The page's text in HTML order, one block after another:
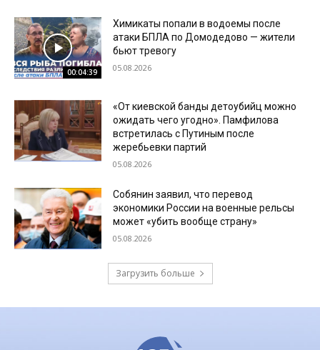
00:04:39
Химикаты попали в водоемы после
атаки БПЛА по Домодедово — жители
бьют тревогу
05.08.2026
«От киевской банды детоубийц можно
ожидать чего угодно». Памфилова
встретилась с Путиным после
жеребьевки партий
05.08.2026
Собянин заявил, что перевод
экономики России на военные рельсы
может «убить вообще страну»
05.08.2026
Загрузить больше